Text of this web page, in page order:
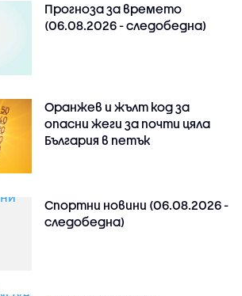
Прогноза за времето
(06.08.2026 - следобедна)
Оранжев и жълт код за
опасни жеги за почти цяла
България в петък
Спортни новини (06.08.2026 -
следобедна)